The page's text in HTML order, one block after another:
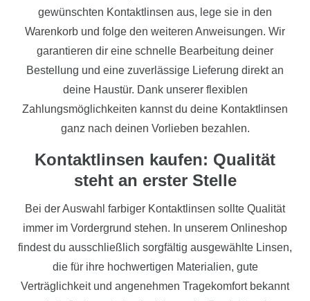
gewünschten Kontaktlinsen aus, lege sie in den
Warenkorb und folge den weiteren Anweisungen. Wir
garantieren dir eine schnelle Bearbeitung deiner
Bestellung und eine zuverlässige Lieferung direkt an
deine Haustür. Dank unserer flexiblen
Zahlungsmöglichkeiten kannst du deine Kontaktlinsen
ganz nach deinen Vorlieben bezahlen.
Kontaktlinsen kaufen: Qualität
steht an erster Stelle
Bei der Auswahl farbiger Kontaktlinsen sollte Qualität
immer im Vordergrund stehen. In unserem Onlineshop
findest du ausschließlich sorgfältig ausgewählte Linsen,
die für ihre hochwertigen Materialien, gute
Verträglichkeit und angenehmen Tragekomfort bekannt